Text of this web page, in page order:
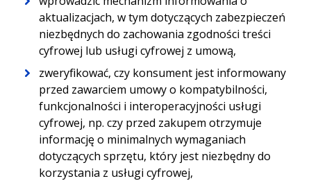
aktualizacjach, w tym dotyczących zabezpieczeń
niezbędnych do zachowania zgodności treści
cyfrowej lub usługi cyfrowej z umową,
zweryfikować, czy konsument jest informowany
przed zawarciem umowy o kompatybilności,
funkcjonalności i interoperacyjności usługi
cyfrowej, np. czy przed zakupem otrzymuje
informację o minimalnych wymaganiach
dotyczących sprzętu, który jest niezbędny do
korzystania z usługi cyfrowej,